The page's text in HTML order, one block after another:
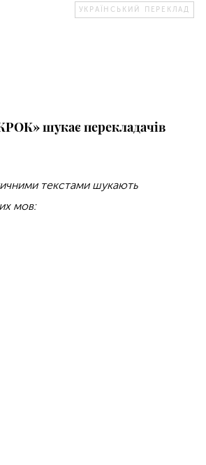
УКРАЇНСЬКИЙ ПЕРЕКЛАД
шукає перекладачів
текстами шукають
мов: